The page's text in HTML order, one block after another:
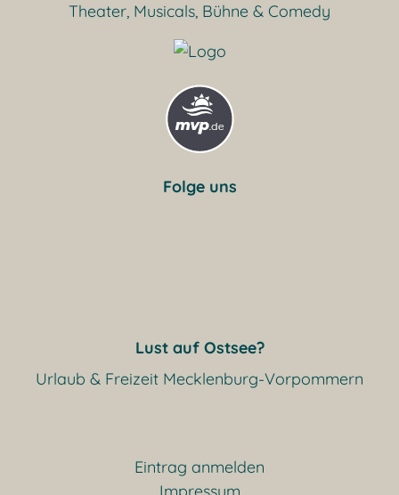
Theater, Musicals, Bühne & Comedy
Folge uns
Lust auf Ostsee?
Urlaub & Freizeit Mecklenburg-Vorpommern
Eintrag anmelden